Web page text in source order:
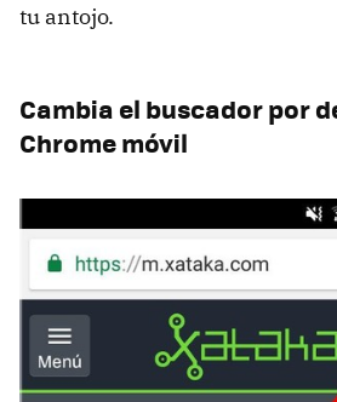
tu antojo.
Cambia el buscador por
Chrome móvil